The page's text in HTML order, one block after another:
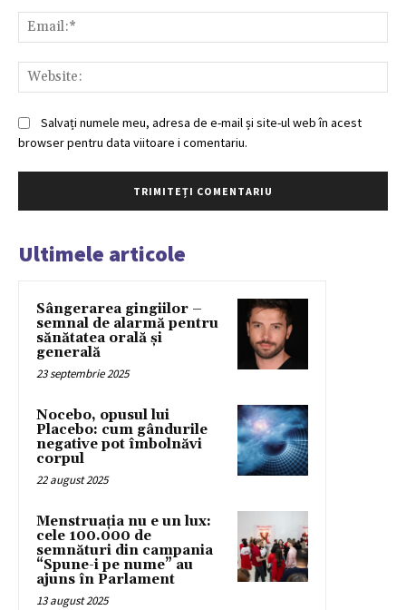
Salvați numele meu, adresa de e-mail și site-ul web în acest
browser pentru data viitoare i comentariu.
Ultimele articole
Sângerarea gingiilor –
semnal de alarmă pentru
sănătatea orală și
generală
23 septembrie 2025
Nocebo, opusul lui
Placebo: cum gândurile
negative pot îmbolnăvi
corpul
22 august 2025
Menstruația nu e un lux:
cele 100.000 de
semnături din campania
“Spune-i pe nume” au
ajuns în Parlament
13 august 2025